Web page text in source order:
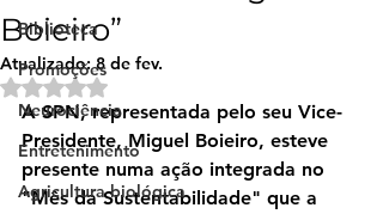
Biblioteca
Promoções
Neurociência
Entretenimento
Agricultura biológica
Boieiro”
Atualizado:8 de fev.
Avaliado com NaN de 5 estrelas.
A SPN, representada pelo seu Vice-
Presidente, Miguel Boieiro, esteve
presente numa ação integrada no
"Mês da Sustentabilidade" que a